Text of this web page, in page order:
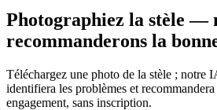
Photographiez la stèle —
recommanderons la
Téléchargez une photo de la stèle ; notre
identifiera les problèmes et
engagement, sans inscription.